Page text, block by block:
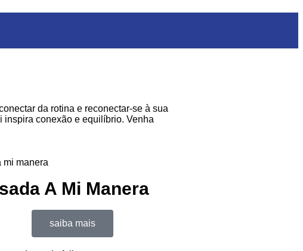
da rotina e reconectar-se à sua
inspira conexão e equilíbrio. Venha
A Mi Manera
saiba mais